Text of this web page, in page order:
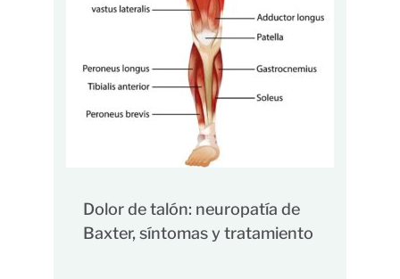
Dolor de talón: neuropatía de
Baxter, síntomas y tratamiento